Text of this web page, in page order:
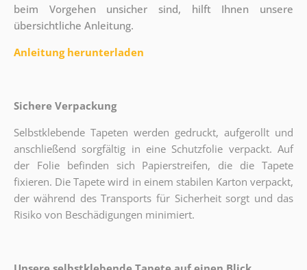
beim Vorgehen unsicher sind, hilft Ihnen unsere
übersichtliche Anleitung.
Anleitung herunterladen
Sichere Verpackung
Selbstklebende Tapeten werden gedruckt, aufgerollt und
anschließend sorgfältig in eine Schutzfolie verpackt. Auf
der Folie befinden sich Papierstreifen, die die Tapete
fixieren. Die Tapete wird in einem stabilen Karton verpackt,
der während des Transports für Sicherheit sorgt und das
Risiko von Beschädigungen minimiert.